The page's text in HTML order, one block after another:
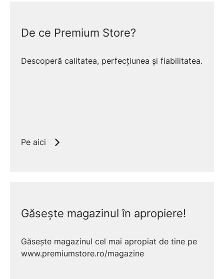
De ce Premium Store?
Descoperă calitatea, perfecțiunea și fiabilitatea.
Pe aici
Găsește magazinul în apropiere!
Găsește magazinul cel mai apropiat de tine pe
www.premiumstore.ro/magazine